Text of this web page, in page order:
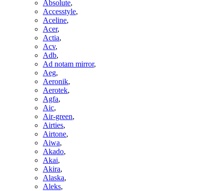
Absolute,
Accesstyle,
Aceline,
Acer,
Actia,
Acv,
Adb,
Ad notam mirror,
Aeg,
Aeronik,
Aerotek,
Agfa,
Aic,
Air-green,
Airties,
Airtone,
Aiwa,
Akado,
Akai,
Akira,
Alaska,
Aleks,